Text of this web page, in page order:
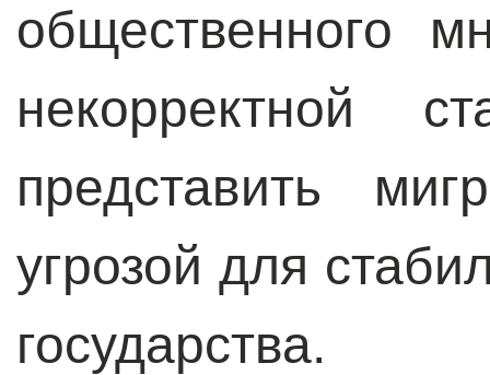
общественного
некорректной
представить
угрозой для
государства.